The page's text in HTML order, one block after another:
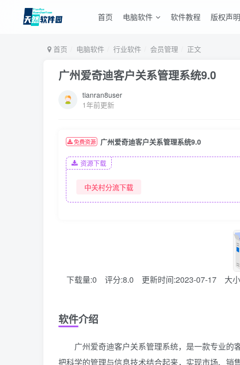
首页 电脑软件 软件教程 版权声明
首页 电脑软件 行业软件 会员管理 正文
广州爱奇迪客户关系管理系统9.0
tianran8user
1年前更新
免费资源 广州爱奇迪客户关系管理系统9.0
资源下载
中关村分流下载
下载量:0 评分:8.0 更新时间:2023-07-17 大
软件介绍
广州爱奇迪客户关系管理系统，是一款专业的
把科学的管理与信息技术结合起来，实现市场、